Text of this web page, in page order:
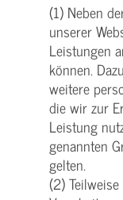
(1) Neben
unserer
Leistungen
können.
weitere
die wir zur
Leistung
genannten
gelten.
(2)